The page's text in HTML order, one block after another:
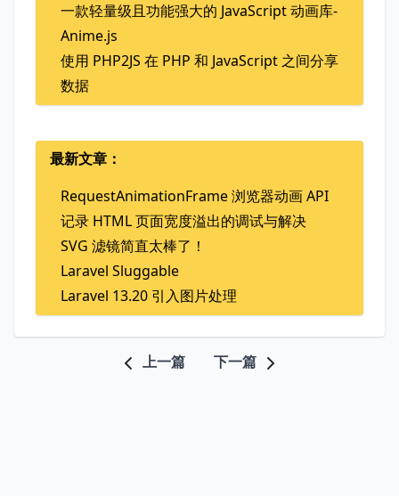
一款轻量级且功能强大的 JavaScript 动画库-
Anime.js
使用 PHP2JS 在 PHP 和 JavaScript 之间分享
数据
最新文章：
RequestAnimationFrame 浏览器动画 API
记录 HTML 页面宽度溢出的调试与解决
SVG 滤镜简直太棒了！
Laravel Sluggable
Laravel 13.20 引入图片处理
上一篇 下一篇